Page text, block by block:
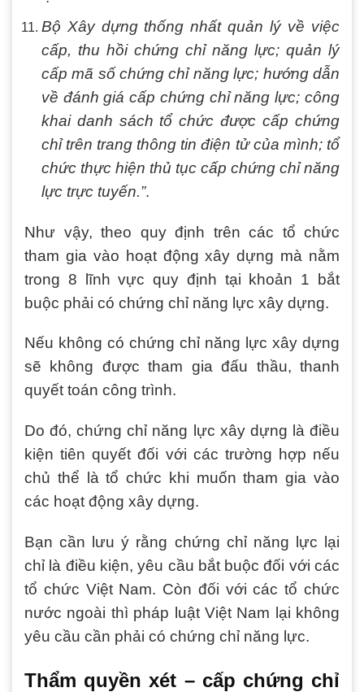
Bộ Xây dựng thống nhất quản lý về việc
cấp, thu hồi chứng chỉ năng lực; quản lý
cấp mã số chứng chỉ năng lực; hướng dẫn
về đánh giá cấp chứng chỉ năng lực; công
khai danh sách tổ chức được cấp chứng
chỉ trên trang thông tin điện tử của mình; tổ
chức thực hiện thủ tục cấp chứng chỉ năng
lực trực tuyến.”.
Như vậy, theo quy định trên các tổ chức
tham gia vào hoạt động xây dựng mà nằm
trong 8 lĩnh vực quy định tại khoản 1 bắt
buộc phải có chứng chỉ năng lực xây dựng.
Nếu không có chứng chỉ năng lực xây dựng
sẽ không được tham gia đấu thầu, thanh
quyết toán công trình.
Do đó, chứng chỉ năng lực xây dựng là điều
kiện tiên quyết đối với các trường hợp nếu
chủ thể là tổ chức khi muốn tham gia vào
các hoạt động xây dựng.
Bạn cần lưu ý rằng chứng chỉ năng lực lại
chỉ là điều kiện, yêu cầu bắt buộc đối với các
tổ chức Việt Nam. Còn đối với các tổ chức
nước ngoài thì pháp luật Việt Nam lại không
yêu cầu cần phải có chứng chỉ năng lực.
Thẩm quyền xét – cấp chứng chỉ